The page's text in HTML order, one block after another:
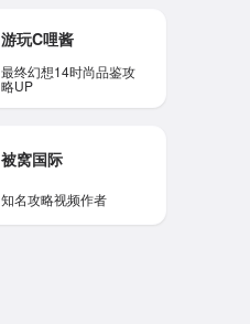
游玩C哩酱
最终幻想14时尚品鉴攻
略UP
被窝国际
知名攻略视频作者